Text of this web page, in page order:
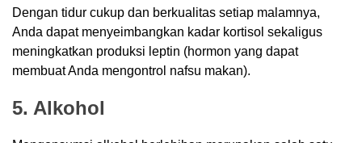
Dengan tidur cukup dan berkualitas setiap malamnya,
Anda dapat menyeimbangkan kadar kortisol sekaligus
meningkatkan produksi leptin (hormon yang dapat
membuat Anda mengontrol nafsu makan).
5. Alkohol